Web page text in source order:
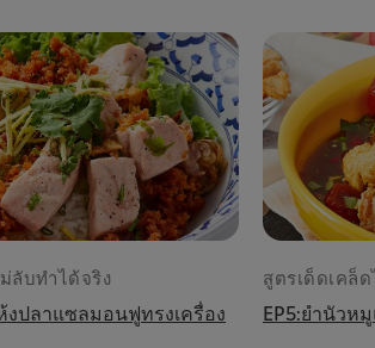
ลับทำได้จริง
งปลาแซลมอนฟูทรงเครื่อง
สูตรเด็ดเคล็
EP5:ยำนัวห